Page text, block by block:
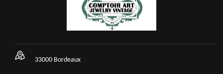
33000 Bordeaux